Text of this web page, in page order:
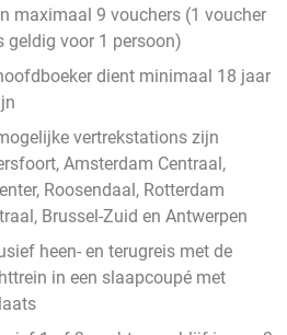
maximaal 9 vouchers (1 voucher
geldig voor 1 persoon)
dient minimaal 18 jaar
vertrekstations zijn
Amsterdam Centraal,
Roosendaal, Rotterdam
Brussel-Zuid en Antwerpen
heen- en terugreis met de
in een slaapcoupé met